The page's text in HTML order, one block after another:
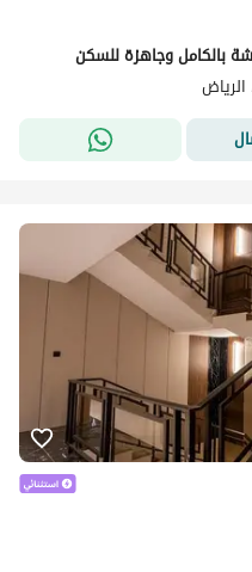
بالكامل وجاهزة للسكن